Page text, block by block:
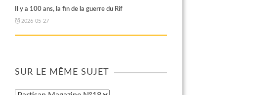
Il y a 100 ans, la fin de la guerre du Rif
2026-05-27
SUR LE MÊME SUJET